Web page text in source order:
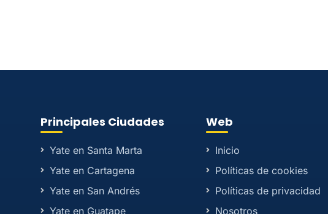
Principales Ciudades
Yate en Santa Marta
Yate en Cartagena
Yate en San Andrés
Yate en Guatape
Web
Inicio
Políticas de cookies
Políticas de privacidad
Nosotros